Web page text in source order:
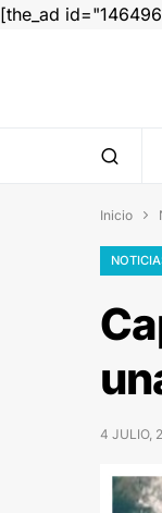
[the_ad
Inicio 
4 JULIO,